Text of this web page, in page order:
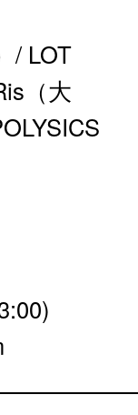
/ LOT
（大